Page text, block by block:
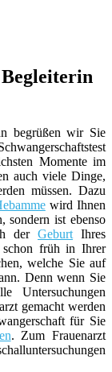
Begleiterin
begrüßen wir Sie
Momente im
auch viele Dinge,
müssen. Dazu
wird Ihnen
sondern ist ebenso
der Geburt Ihres
früh in Ihrer
welche Sie auf
Denn wenn Sie
Untersuchungen
gemacht werden
für Sie
. Zum Frauenarzt